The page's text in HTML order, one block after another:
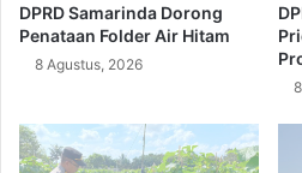
DPRD Samarinda Dorong
Penataan Folder Air Hitam
8 Agustus, 2026